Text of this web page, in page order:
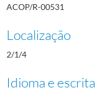
ACOP/R-00531
Localização
2/1/4
Idioma e escrita